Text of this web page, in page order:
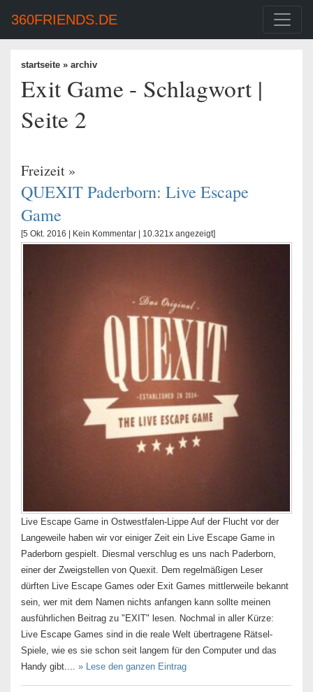
360FRIENDS.DE
startseite » archiv
Exit Game - Schlagwort |
Seite 2
Freizeit »
QUEXIT Paderborn: Live Escape
Game
[5 Okt. 2016 | Kein Kommentar | 10.321x angezeigt]
Live Escape Game in Ostwestfalen-Lippe Auf der Flucht vor der
Langeweile haben wir vor einiger Zeit ein Live Escape Game in
Paderborn gespielt. Diesmal verschlug es uns nach Paderborn,
einer der Zweigstellen von Quexit. Dem regelmäßigen Leser
dürften Live Escape Games oder Exit Games mittlerweile bekannt
sein, wer mit dem Namen nichts anfangen kann sollte meinen
ausführlichen Beitrag zu "EXIT" lesen. Nochmal in aller Kürze:
Live Escape Games sind in die reale Welt übertragene Rätsel-
Spiele, wie es sie schon seit langem für den Computer und das
Handy gibt.... » Lese den ganzen Eintrag